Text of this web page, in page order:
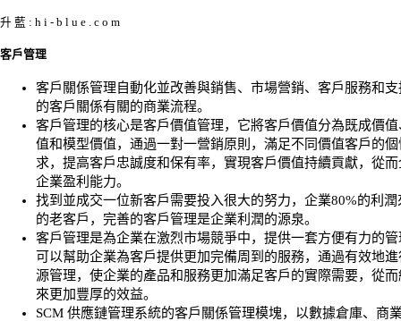
升 藍 : h i - b l u e . c o m
客戶管理
客戶關係管理自動化並改善與銷售、市場營銷、客戶服務和
的客戶關係有關的商業流程。
客戶管理的核心是客戶價值管理，它將客戶價值分為既成價
值和模型價值，通過一對一營銷原則，滿足不同價值客戶的
求，提高客戶忠誠度和保有率，實現客戶價值持續貢獻，從
企業盈利能力。
找到並成交一位新客戶需要投入很大的努力，企業80%的利潤
的老客戶，完善的客戶管理是企業利潤的源泉。
客戶管理是為企業在激烈市場競爭中，提供一套方便有力的
可以幫助企業為客戶提供更加完備周到的服務，通過有效地
源管理，使企業的產品和服務更加滿足客戶的實際需要，從
來更加豐厚的效益。
SCM 供應鏈管理系統的客戶關係管理模塊，以數據倉庫、商